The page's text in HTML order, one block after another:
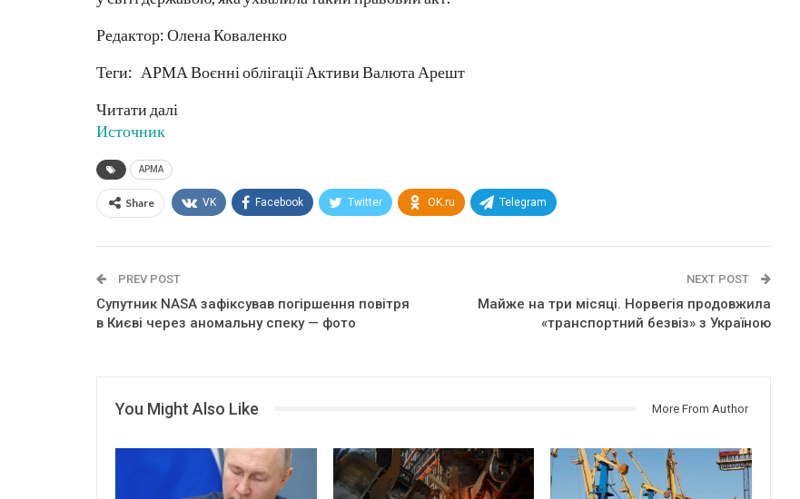
Редактор: Олена Коваленко
Теги: АРМА Воєнні облігації Активи Валюта Арешт
Читати далі
Источник
АРМА
Share VK Facebook Twitter OK.ru Telegram
PREV POST
Супутник NASA зафіксував погіршення повітря
в Києві через аномальну спеку — фото
NEXT POST
Майже на три місяці. Норвегія продовжила
«транспортний безвіз» з Україною
You Might Also Like More From Author